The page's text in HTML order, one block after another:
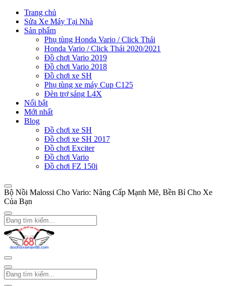
Trang chủ
Sửa Xe Máy Tại Nhà
Sản phẩm
Phụ tùng Honda Vario / Click Thái
Honda Vario / Click Thái 2020/2021
Đồ chơi Vario 2019
Đồ chơi Vario 2018
Đồ chơi xe SH
Phụ tùng xe máy Cup C125
Đèn trợ sáng L4X
Nổi bật
Mới nhất
Blog
Đồ chơi xe SH
Đồ chơi xe SH 2017
Đồ chơi Exciter
Đồ chơi Vario
Đồ chơi FZ 150i
Bộ Nồi Malossi Cho Vario: Nâng Cấp Mạnh Mẽ, Bền Bỉ Cho Xe
Của Bạn